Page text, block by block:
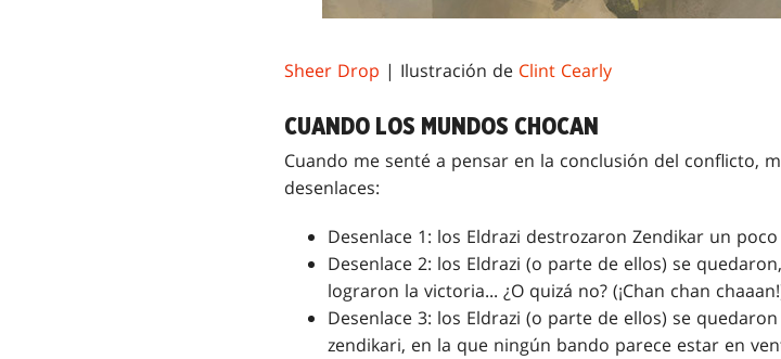
Sheer Drop | Ilustración de Clint Cearly
CUANDO LOS MUNDOS CHOCAN
Cuando me senté a pensar en la conclusión del conflicto,
desenlaces:
Desenlace 1: los Eldrazi destrozaron Zendikar un
Desenlace 2: los Eldrazi (o parte de ellos) se
lograron la victoria... ¿O quizá no? (¡Chan chan
Desenlace 3: los Eldrazi (o parte de ellos) se
zendikari, en la que ningún bando parece estar en